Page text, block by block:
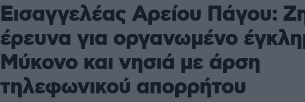
Εισαγγελέας Αρείου Πάγου:
έρευνα για οργανωμένο
Μύκονο και νησιά με άρση
τηλεφωνικού απορρήτου